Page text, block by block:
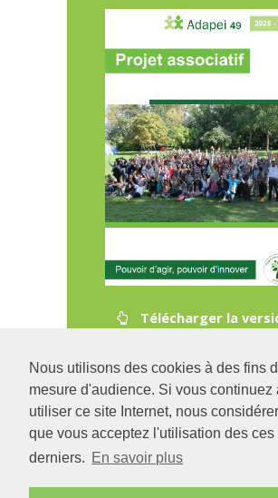
Nous utilisons des cookies à des fins
mesure d'audience. Si vous continuez
utiliser ce site Internet, nous
que vous acceptez l'utilisation des ces
derniers. En savoir plus
Télécharger la
Siège social
-BP 71857
01